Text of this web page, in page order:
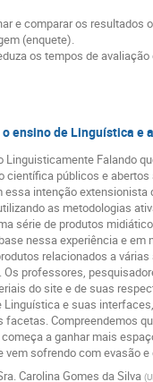
e comparar os
(enquete).
os tempos de
ensino de Linguística e
Falando
públicos e
intenção
as metodologias
série de produtos
nessa experiência e
relacionados a
professores,
do site e de suas
e suas
Compreendemos
a ganhar mais
sofrendo com evasão
Carolina Gomes da Silva (